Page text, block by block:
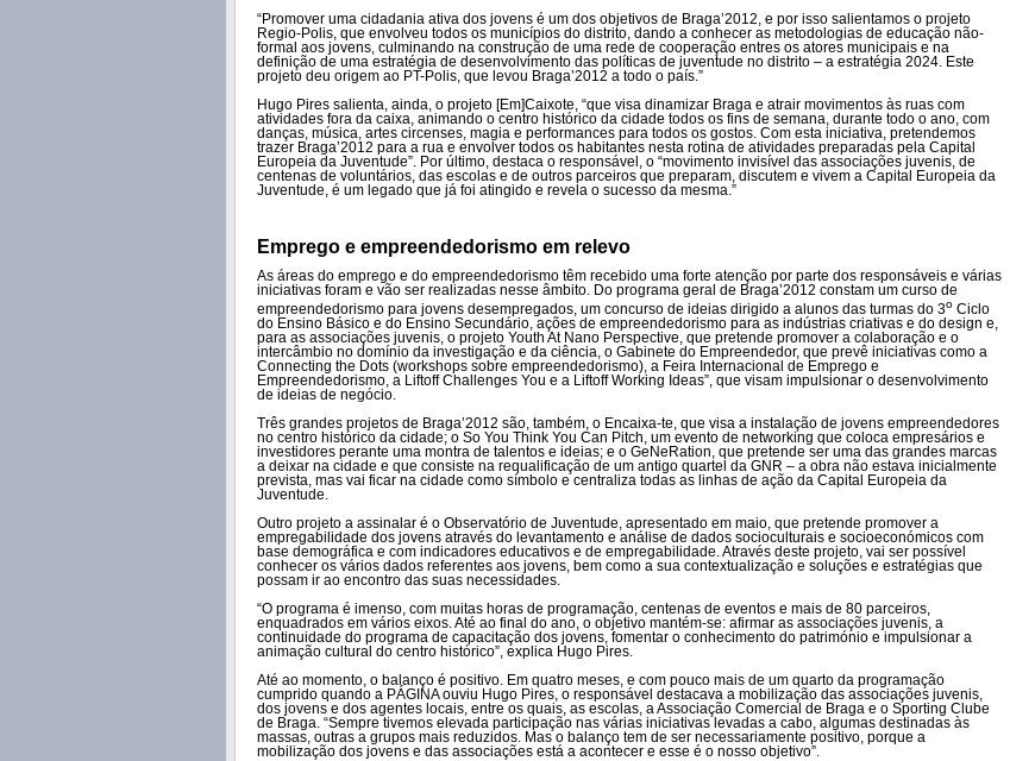
“Promover uma cidadania ativa dos jovens é um dos objetivos de Braga’2012, e por isso salientamos o projeto
Regio-Polis, que envolveu todos os municípios do distrito, dando a conhecer as metodologias de educação não-
formal aos jovens, culminando na construção de uma rede de cooperação entres os atores municipais e na
definição de uma estratégia de desenvolvimento das políticas de juventude no distrito – a estratégia 2024. Este
projeto deu origem ao PT-Polis, que levou Braga’2012 a todo o país.”
Hugo Pires salienta, ainda, o projeto [Em]Caixote, “que visa dinamizar Braga e atrair movimentos às ruas com
atividades fora da caixa, animando o centro histórico da cidade todos os fins de semana, durante todo o ano, com
danças, música, artes circenses, magia e performances para todos os gostos. Com esta iniciativa, pretendemos
trazer Braga’2012 para a rua e envolver todos os habitantes nesta rotina de atividades preparadas pela Capital
Europeia da Juventude”. Por último, destaca o responsável, o “movimento invisível das associações juvenis, de
centenas de voluntários, das escolas e de outros parceiros que preparam, discutem e vivem a Capital Europeia da
Juventude, é um legado que já foi atingido e revela o sucesso da mesma.”
Emprego e empreendedorismo em relevo
As áreas do emprego e do empreendedorismo têm recebido uma forte atenção por parte dos responsáveis e várias
iniciativas foram e vão ser realizadas nesse âmbito. Do programa geral de Braga’2012 constam um curso de
empreendedorismo para jovens desempregados, um concurso de ideias dirigido a alunos das turmas do 3o Ciclo
do Ensino Básico e do Ensino Secundário, ações de empreendedorismo para as indústrias criativas e do design e,
para as associações juvenis, o projeto Youth At Nano Perspective, que pretende promover a colaboração e o
intercâmbio no domínio da investigação e da ciência, o Gabinete do Empreendedor, que prevê iniciativas como a
Connecting the Dots (workshops sobre empreendedorismo), a Feira Internacional de Emprego e
Empreendedorismo, a Liftoff Challenges You e a Liftoff Working Ideas”, que visam impulsionar o desenvolvimento
de ideias de negócio.
Três grandes projetos de Braga’2012 são, também, o Encaixa-te, que visa a instalação de jovens empreendedores
no centro histórico da cidade; o So You Think You Can Pitch, um evento de networking que coloca empresários e
investidores perante uma montra de talentos e ideias; e o GeNeRation, que pretende ser uma das grandes marcas
a deixar na cidade e que consiste na requalificação de um antigo quartel da GNR – a obra não estava inicialmente
prevista, mas vai ficar na cidade como símbolo e centraliza todas as linhas de ação da Capital Europeia da
Juventude.
Outro projeto a assinalar é o Observatório de Juventude, apresentado em maio, que pretende promover a
empregabilidade dos jovens através do levantamento e análise de dados socioculturais e socioeconómicos com
base demográfica e com indicadores educativos e de empregabilidade. Através deste projeto, vai ser possível
conhecer os vários dados referentes aos jovens, bem como a sua contextualização e soluções e estratégias que
possam ir ao encontro das suas necessidades.
“O programa é imenso, com muitas horas de programação, centenas de eventos e mais de 80 parceiros,
enquadrados em vários eixos. Até ao final do ano, o objetivo mantém-se: afirmar as associações juvenis, a
continuidade do programa de capacitação dos jovens, fomentar o conhecimento do património e impulsionar a
animação cultural do centro histórico”, explica Hugo Pires.
Até ao momento, o balanço é positivo. Em quatro meses, e com pouco mais de um quarto da programação
cumprido quando a PÁGINA ouviu Hugo Pires, o responsável destacava a mobilização das associações juvenis,
dos jovens e dos agentes locais, entre os quais, as escolas, a Associação Comercial de Braga e o Sporting Clube
de Braga. “Sempre tivemos elevada participação nas várias iniciativas levadas a cabo, algumas destinadas às
massas, outras a grupos mais reduzidos. Mas o balanço tem de ser necessariamente positivo, porque a
mobilização dos jovens e das associações está a acontecer e esse é o nosso objetivo”.